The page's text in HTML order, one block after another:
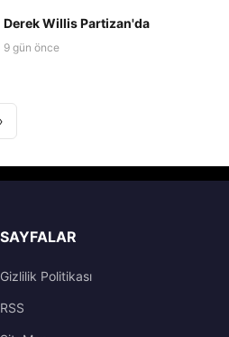
Derek Willis Partizan'da
9 gün önce
SAYFALAR
Gizlilik Politikası
RSS